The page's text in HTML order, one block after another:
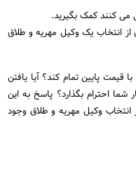
می کنند کمک بگیرید.
انتخاب یک وکیل مهریه و طلاق
قیمت پایین تمام کند؟ آیا یافتن
احترام بگذارد؟ پاسخ به این
انتخاب وکیل مهریه و طلاق وجود